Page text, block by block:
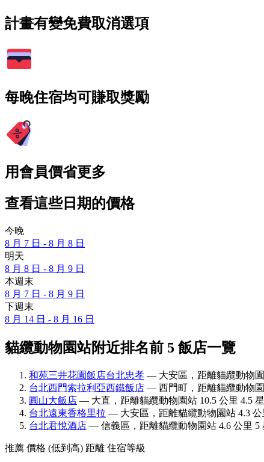
計畫有變免費取消選項
每晚住宿均可賺取獎勵
用會員價省更多
查看這些日期的價格
今晚
8 月 7 日 - 8 月 8 日
明天
8 月 8 日 - 8 月 9 日
本週末
8 月 7 日 - 8 月 9 日
下週末
8 月 14 日 - 8 月 16 日
貓纜動物園站附近排名前 5 飯店一覽
和苑三井花園飯店台北忠孝 — 大安區，距離貓纜動物園
台北西門索拉利亞西鐵飯店 — 西門町，距離貓纜動物園
圓山大飯店 — 大直，距離貓纜動物園站 10.5 公里 4.5
台北遠東香格里拉 — 大安區，距離貓纜動物園站 4.3 公
台北君悅酒店 — 信義區，距離貓纜動物園站 4.6 公里 5
推薦 價格 (低到高) 距離 住宿等級